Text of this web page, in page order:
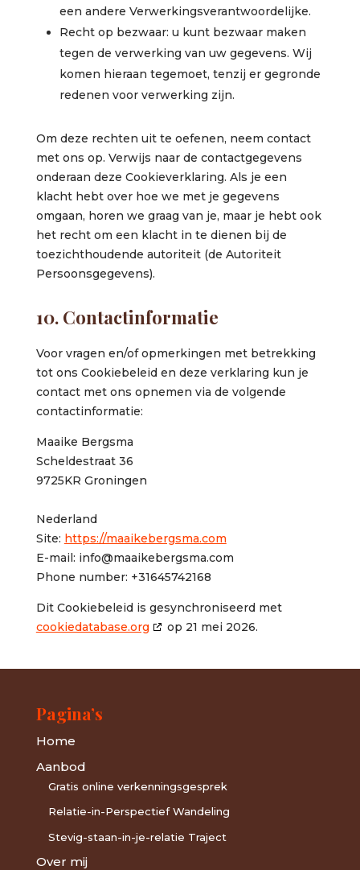
een andere Verwerkingsverantwoordelijke.
Recht op bezwaar: u kunt bezwaar maken
tegen de verwerking van uw gegevens. Wij
komen hieraan tegemoet, tenzij er gegronde
redenen voor verwerking zijn.
Om deze rechten uit te oefenen, neem contact
met ons op. Verwijs naar de contactgegevens
onderaan deze Cookieverklaring. Als je een
klacht hebt over hoe we met je gegevens
omgaan, horen we graag van je, maar je hebt ook
het recht om een klacht in te dienen bij de
toezichthoudende autoriteit (de Autoriteit
Persoonsgegevens).
10. Contactinformatie
Voor vragen en/of opmerkingen met betrekking
tot ons Cookiebeleid en deze verklaring kun je
contact met ons opnemen via de volgende
contactinformatie:
Maaike Bergsma
Scheldestraat 36
9725KR Groningen
Nederland
Site: https://maaikebergsma.com
E-mail: info@maaikebergsma.com
Phone number: +31645742168
Dit Cookiebeleid is gesynchroniseerd met
cookiedatabase.org
op 21 mei 2026.
Pagina’s
Home
Aanbod
Gratis online verkenningsgesprek
Relatie-in-Perspectief Wandeling
Stevig-staan-in-je-relatie Traject
Over mij